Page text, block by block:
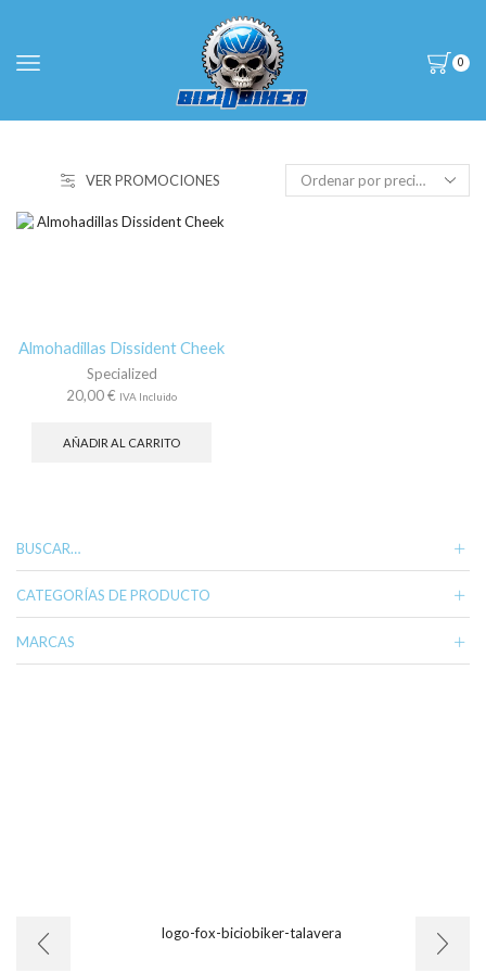
0
VER PROMOCIONES
Almohadillas Dissident Cheek
Specialized
20,00€ IVA Incluido
AÑADIR AL CARRITO
BUSCAR…
CATEGORÍAS DE PRODUCTO
MARCAS